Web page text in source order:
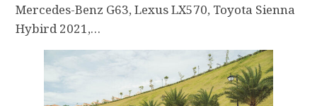
Mercedes-Benz G63, Lexus LX570, Toyota Sienna
Hybird 2021,…